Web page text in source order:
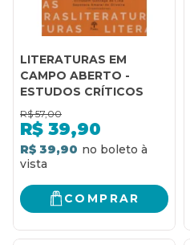
LITERATURAS EM
CAMPO ABERTO -
ESTUDOS CRÍTICOS
R$ 57,00
R$ 39,90
R$ 39,90
COMPRAR